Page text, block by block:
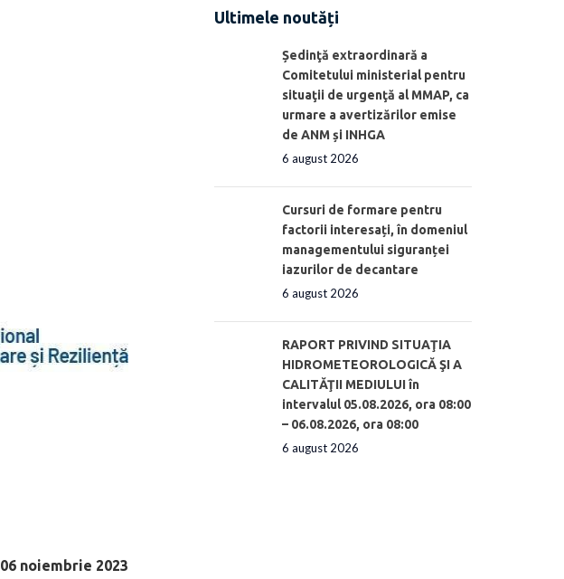
06 noiembrie 2023
Ultimele noutăți
Ședinţă extraordinară a
Comitetului ministerial pentru
situaţii de urgenţă al MMAP, ca
urmare a avertizărilor emise
de ANM și INHGA
6 august 2026
Cursuri de formare pentru
factorii interesați, în domeniul
managementului siguranței
iazurilor de decantare
6 august 2026
RAPORT PRIVIND SITUAŢIA
HIDROMETEOROLOGICĂ ŞI A
CALITĂŢII MEDIULUI în
intervalul 05.08.2026, ora 08:00
– 06.08.2026, ora 08:00
6 august 2026